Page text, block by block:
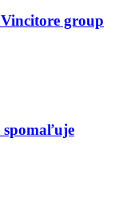
group
spomaľuje